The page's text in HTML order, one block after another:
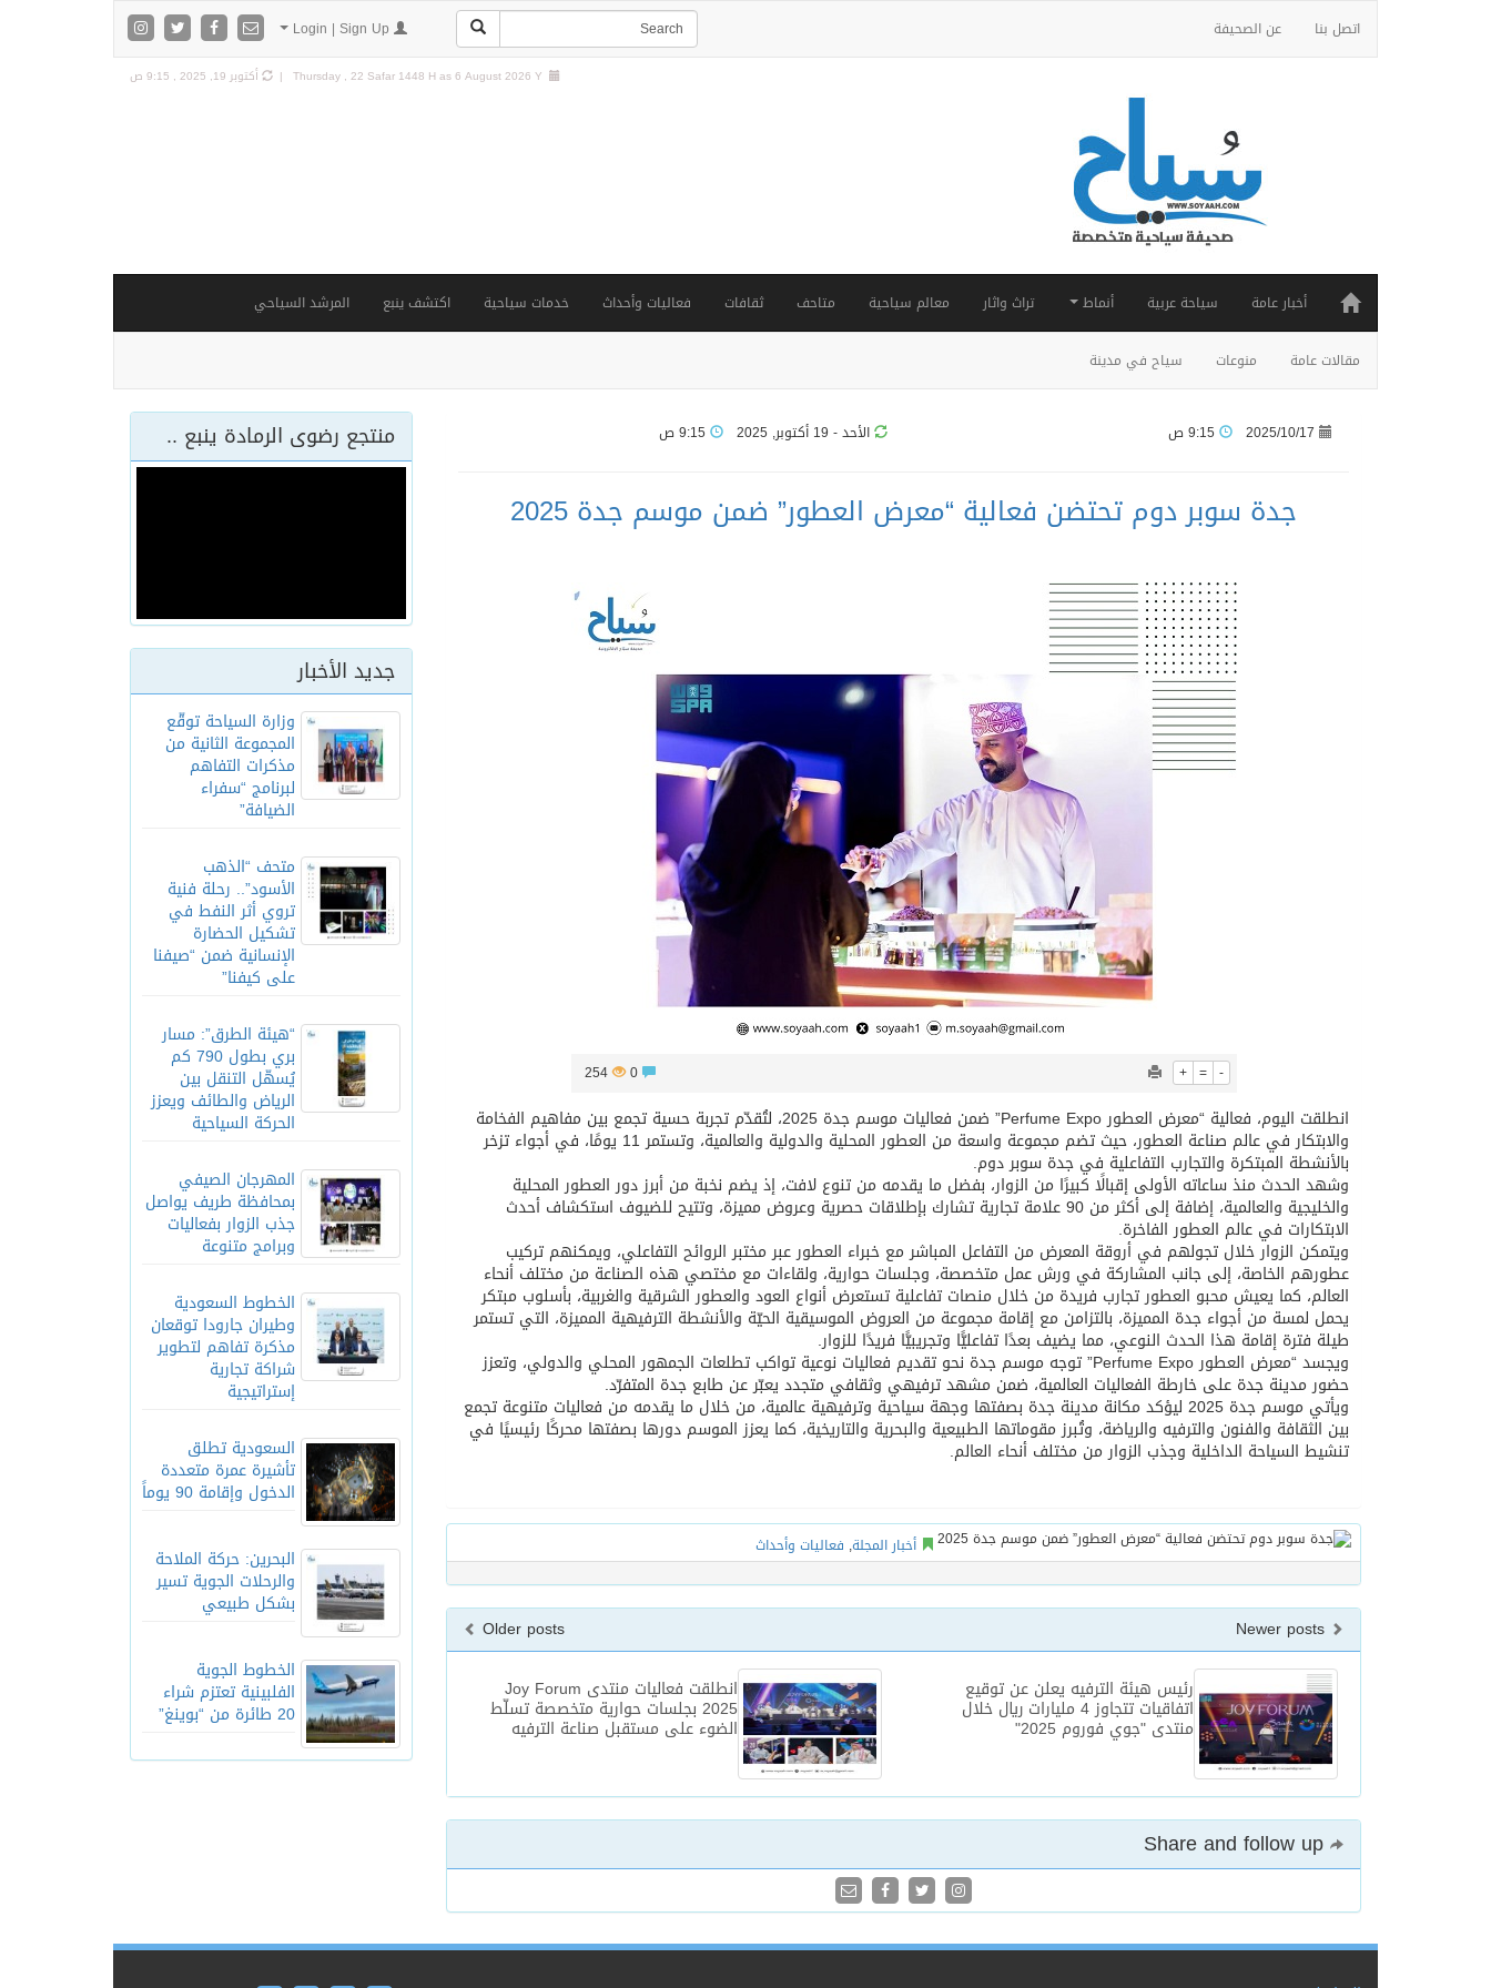
اتصل بنا عن الصحيفة
Thursday , 22 Safar 1448 H as6 August 2026 Y | أكتوبر 19, 2025 , 9:15 ص
أخبار عامة سياحة عربية أنماط تراث واثار معالم سياحية متاحف ثقافات فعاليات وأحداث خدمات سياحية اكتشف ينبع المرشد السياحي
مقالات عامة منوعات سياح في مدينة
منتجع رضوى الرمادة ينبع ..
جديد الأخبار
وزارة السياحة توقّع
المجموعة الثانية من
مذكرات التفاهم
لبرنامج “سفراء
الضيافة”
متحف “الذهب
الأسود”.. رحلة فنية
تروي أثر النفط في
تشكيل الحضارة
الإنسانية ضمن “صيفنا
على كيفنا”
“هيئة الطرق”: مسار
بري بطول 790 كم
يُسهّل التنقل بين
الرياض والطائف ويعزز
الحركة السياحية
المهرجان الصيفي
بمحافظة طريف يواصل
جذب الزوار بفعاليات
وبرامج متنوعة
الخطوط السعودية
وطيران جارودا توقعان
مذكرة تفاهم لتطوير
شراكة تجارية
إستراتيجية
السعودية تطلق
تأشيرة عمرة متعددة
الدخول وإقامة 90 يوماً
البحرين: حركة الملاحة
والرحلات الجوية تسير
بشكل طبيعي
الخطوط الجوية
الفلبينية تعتزم شراء
20 طائرة من “بوينغ”
2025/10/17 الأحد - 19 أكتوبر, 2025
جدة سوبر دوم تحتضن فعالية “معرض العطور” ضمن موسم جدة 2025
+ = -
0
254
انطلقت اليوم، فعالية “معرض العطور Perfume Expo” ضمن فعاليات موسم جدة 2025، لتُقدّم تجربة حسية تجمع بين مفاهيم الفخامة
والابتكار في عالم صناعة العطور، حيث تضم مجموعة واسعة من العطور المحلية والدولية والعالمية، وتستمر 11 يومًا، في أجواء تزخر
بالأنشطة المبتكرة والتجارب التفاعلية في جدة سوبر دوم.
وشهد الحدث منذ ساعاته الأولى إقبالًا كبيرًا من الزوار، بفضل ما يقدمه من تنوع لافت، إذ يضم نخبة من أبرز دور العطور المحلية
والخليجية والعالمية، إضافة إلى أكثر من 90 علامة تجارية تشارك بإطلاقات حصرية وعروض مميزة، وتتيح للضيوف استكشاف أحدث
الابتكارات في عالم العطور الفاخرة.
ويتمكن الزوار خلال تجولهم في أروقة المعرض من التفاعل المباشر مع خبراء العطور عبر مختبر الروائح التفاعلي، ويمكنهم تركيب
عطورهم الخاصة، إلى جانب المشاركة في ورش عمل متخصصة، وجلسات حوارية، ولقاءات مع مختصي هذه الصناعة من مختلف أنحاء
العالم، كما يعيش محبو العطور تجارب فريدة من خلال منصات تفاعلية تستعرض أنواع العود والعطور الشرقية والغربية، بأسلوب مبتكر
يحمل لمسة من أجواء جدة المميزة، بالتزامن مع إقامة مجموعة من العروض الموسيقية الحيّة والأنشطة الترفيهية المميزة، التي تستمر
طيلة فترة إقامة هذا الحدث النوعي، مما يضيف بعدًا تفاعليًّا وتجريبيًّا فريدًا للزوار.
ويجسد “معرض العطور Perfume Expo” توجه موسم جدة نحو تقديم فعاليات نوعية تواكب تطلعات الجمهور المحلي والدولي، وتعزز
حضور مدينة جدة على خارطة الفعاليات العالمية، ضمن مشهد ترفيهي وثقافي متجدد يعبّر عن طابع جدة المتفرّد.
ويأتي موسم جدة 2025 ليؤكد مكانة مدينة جدة بصفتها وجهة سياحية وترفيهية عالمية، من خلال ما يقدمه من فعاليات متنوعة تجمع
بين الثقافة والفنون والترفيه والرياضة، وتُبرز مقوماتها الطبيعية والبحرية والتاريخية، كما يعزز الموسم دورها بصفتها محركًا رئيسيًا في
تنشيط السياحة الداخلية وجذب الزوار من مختلف أنحاء العالم.
أخبار المجلة, فعاليات وأحداث
Older posts
انطلقت فعاليات منتدى Joy Forum
2025 بجلسات حوارية متخصصة تسلّط
الضوء على مستقبل صناعة الترفيه
رئيس هيئة الترفيه يعلن عن توقيع
اتفاقيات تتجاوز 4 مليارات ريال خلال
منتدى "جوي فوروم 2025"